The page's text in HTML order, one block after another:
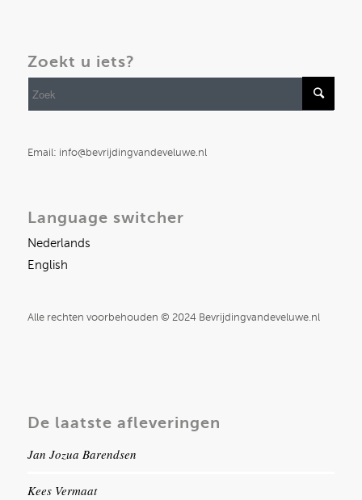
Zoekt u iets?
Email: info@bevrijdingvandeveluwe.nl
Language switcher
Nederlands
English
Alle rechten voorbehouden © 2024 Bevrijdingvandeveluwe.nl
De laatste afleveringen
Jan Jozua Barendsen
Kees Vermaat